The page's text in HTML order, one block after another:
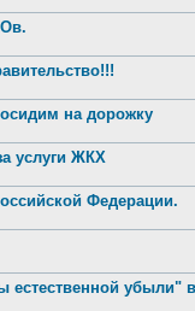
на дорожку
услуги ЖКХ
Федерации.
убыли"